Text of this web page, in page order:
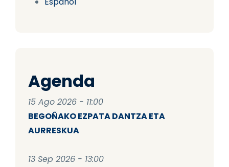
Agenda
15 Ago 2026 - 11:00
BEGOÑAKO EZPATA DANTZA ETA
AURRESKUA
13 Sep 2026 - 13:00